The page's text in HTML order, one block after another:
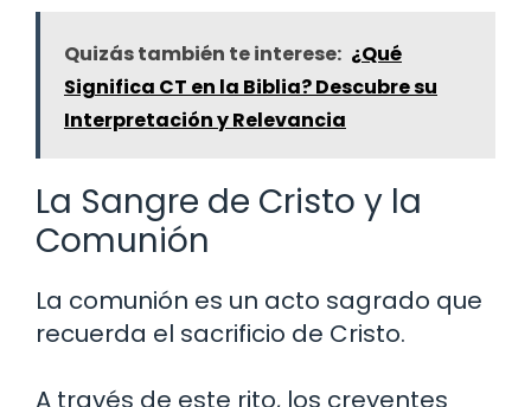
Quizás también te interese: ¿Qué
Significa CT en la Biblia? Descubre su
Interpretación y Relevancia
La Sangre de Cristo y la
Comunión
La comunión es un acto sagrado que
recuerda el sacrificio de Cristo.
A través de este rito, los creyentes